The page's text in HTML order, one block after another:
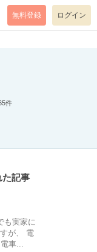
level=notice
無料登録 ログイン
件
た記事
も実家に
が、 電
車...